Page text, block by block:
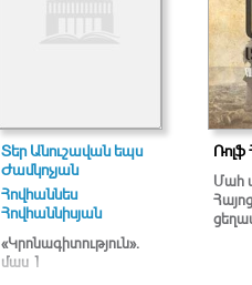
Տեր Անուշավան եպս
Ժամկոչյան
Հովհաննես
Հովհաննիսյան
«Կրոնագիտություն».
մաս 1
Ռոլֆ
Մահ
Հայոց